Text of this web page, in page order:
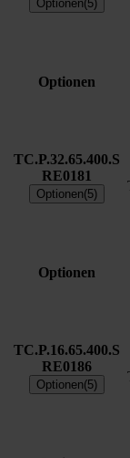
Optionen(5)
Optionen
TC.P.32.65.400.S
RE0181
Optionen(5)
Optionen
TC.P.16.65.400.S
RE0186
Optionen(5)